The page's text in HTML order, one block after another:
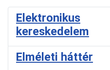
Elektronikus
kereskedelem
Elméleti háttér